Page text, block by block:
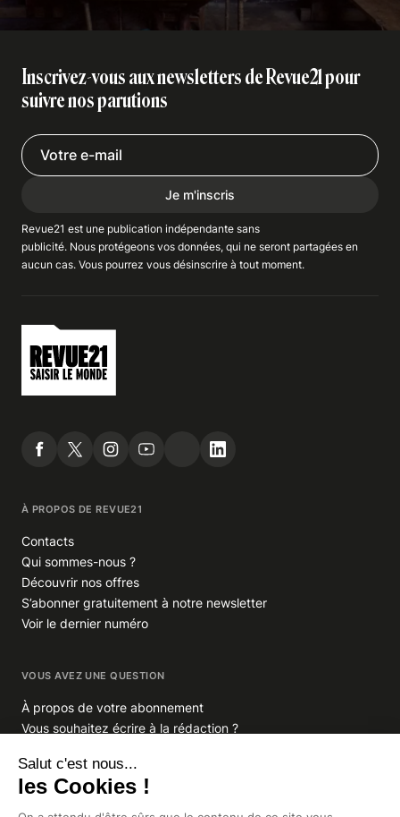
Inscrivez-vous aux newsletters de Revue21 pour
suivre nos parutions
Je m'inscris
Revue21 est une publication indépendante sans
publicité. Nous protégeons vos données, qui ne seront partagées en
aucun cas. Vous pourrez vous désinscrire à tout moment.
À PROPOS DE REVUE21
Contacts
Qui sommes-nous ?
Découvrir nos offres
S’abonner gratuitement à notre newsletter
Voir le dernier numéro
VOUS AVEZ UNE QUESTION
À propos de votre abonnement
Vous souhaitez écrire à la rédaction ?
GROUPE INDIGO PUBLICATIONS
En savoir plus sur Indigo Publications